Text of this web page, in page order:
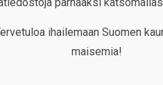
ihailemaan Suomen
maisemia!